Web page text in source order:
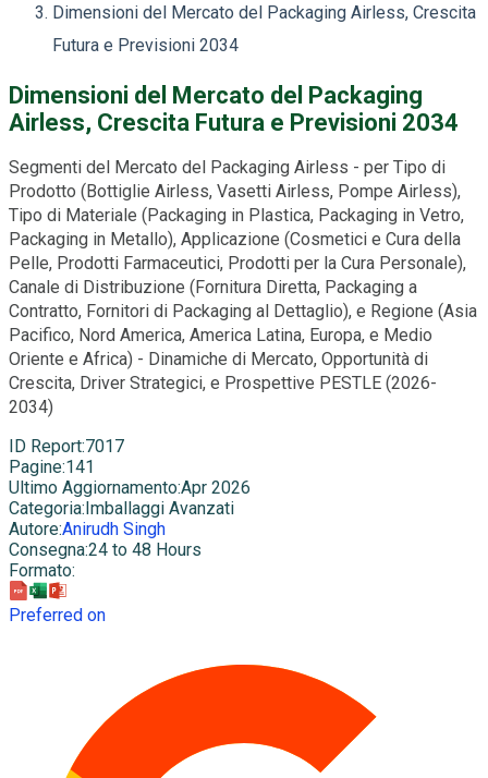
Dimensioni del Mercato del Packaging Airless, Crescita
Futura e Previsioni 2034
Dimensioni del Mercato del Packaging
Airless, Crescita Futura e Previsioni 2034
Segmenti del Mercato del Packaging Airless - per Tipo di
Prodotto (Bottiglie Airless, Vasetti Airless, Pompe Airless),
Tipo di Materiale (Packaging in Plastica, Packaging in Vetro,
Packaging in Metallo), Applicazione (Cosmetici e Cura della
Pelle, Prodotti Farmaceutici, Prodotti per la Cura Personale),
Canale di Distribuzione (Fornitura Diretta, Packaging a
Contratto, Fornitori di Packaging al Dettaglio), e Regione (Asia
Pacifico, Nord America, America Latina, Europa, e Medio
Oriente e Africa) - Dinamiche di Mercato, Opportunità di
Crescita, Driver Strategici, e Prospettive PESTLE (2026-
2034)
ID Report:7017
Pagine:141
Ultimo Aggiornamento:Apr 2026
Categoria: Imballaggi Avanzati
Autore:Anirudh Singh
Consegna:24 to 48 Hours
Formato:
Preferred on